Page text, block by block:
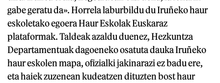
gabe geratu da». Horrela laburbildu du Iruñeko haur
eskoletako egoera Haur Eskolak Euskaraz
plataformak. Taldeak azaldu duenez, Hezkuntza
Departamentuak dagoeneko osatuta dauka Iruñeko
haur eskolen mapa, ofizialki jakinarazi ez badu ere,
eta haiek zuzenean kudeatzen dituzten bost haur